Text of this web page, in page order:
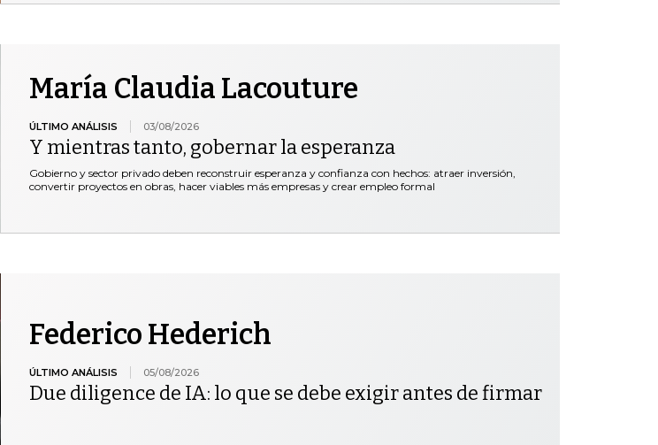
María Claudia Lacouture
ÚLTIMO ANÁLISIS 03/08/2026
Y mientras tanto, gobernar la esperanza
Gobierno y sector privado deben reconstruir esperanza y confianza con hechos: atraer inversión,
convertir proyectos en obras, hacer viables más empresas y crear empleo formal
Federico Hederich
ÚLTIMO ANÁLISIS 05/08/2026
Due diligence de IA: lo que se debe exigir antes de firmar